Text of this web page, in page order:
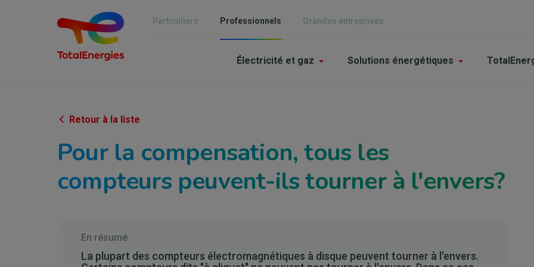
Particuliers Professionnels Grandes entreprises
Main
&
PME
Électricité et gaz Solutions énergétiques
Retour à la liste
Pour la compensation, tous les
compteurs peuvent-ils tourner à l'envers?
En résumé
La plupart des compteurs électromagnétiques à disque peuvent tourner à l'envers.